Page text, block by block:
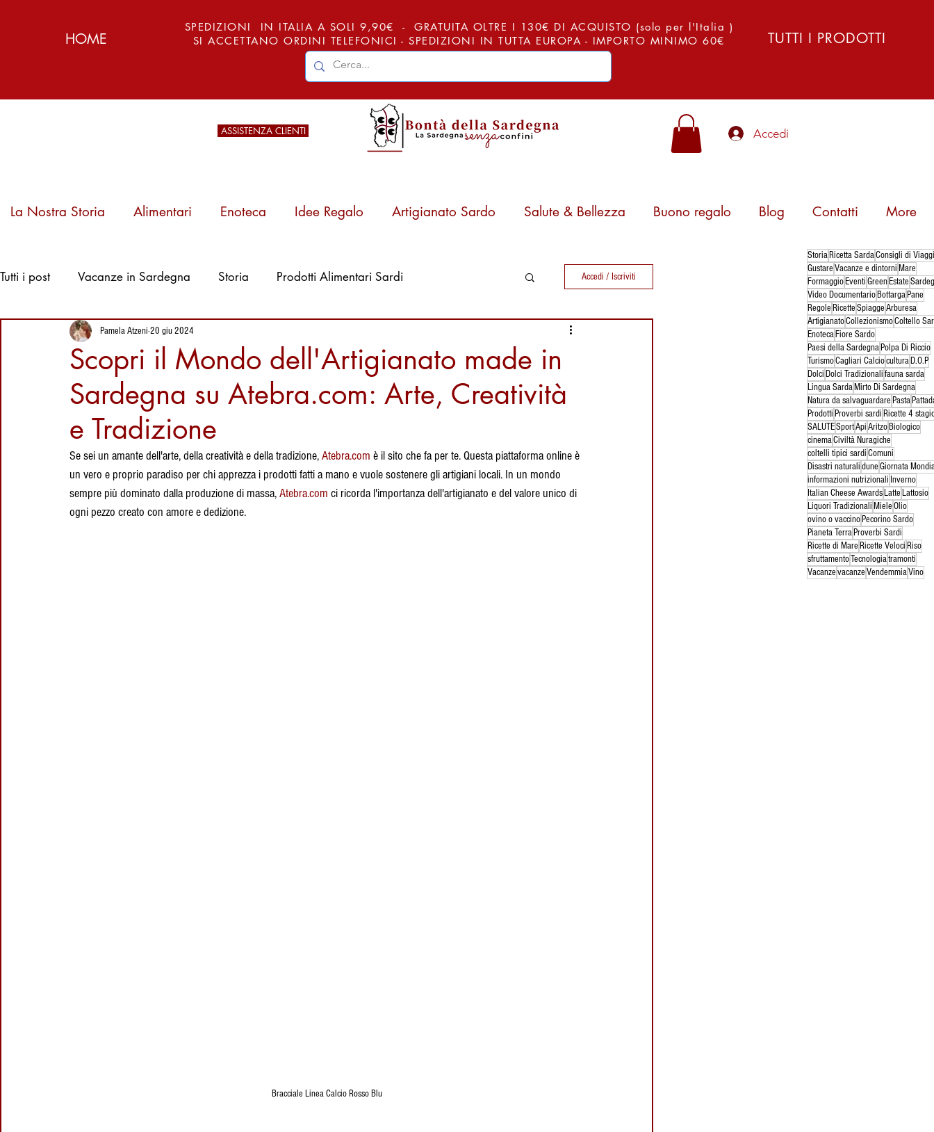
HOME
SPEDIZIONI IN ITALIA A SOLI 9,90€ - GRATUITA OLTRE I 130€ DI ACQUISTO (solo per l'Italia )
SI ACCETTANO ORDINI TELEFONICI - SPEDIZIONI IN TUTTA EUROPA - IMPORTO MINIMO 60€
TUTTI I PRODOTTI
ASSISTENZA CLIENTI Accedi
La Nostra Storia Alimentari Enoteca Idee Regalo Artigianato Sardo Salute & Bellezza Buono regalo Blog Contatti More
Pattada, Arburesa
e l'Arte del Ferro:
Segreti del
Coltello Sardo
Tradizionale
4 giorni fa
Luoghi da visitare
in Sardegna: Sa
Giara Manna,
l'altopiano dei
cavallini selvatici
6 giorni fa
Su Coccu Sardo:
Storia, Leggenda
e Significato
dell’Amuleto della
Sardegna
Tutti i post Vacanze in Sardegna Storia Prodotti Alimentari Sardi
Ricette della Sardegna Vini della Sardegna
Proverbi Sardi Eventi in Sardegna Dolci Sardi Ambiente da salvaguardare
Luoghi della Sardegna Artigianato Sardo
Liquori vacanze in sardegna cultura tradizioni
Accedi / Iscriviti
Scopri il Mondo dell'Artigianato made in
Sardegna su Atebra.com: Arte, Creatività
e Tradizione
Pamela Atzeni 20 giu 2024
Se sei un amante dell'arte, della creatività e della tradizione, Atebra.com è il sito che fa per te. Questa piattaforma online è
un vero e proprio paradiso per chi apprezza i prodotti fatti a mano e vuole sostenere gli artigiani locali. In un mondo
sempre più dominato dalla produzione di massa, Atebra.com ci ricorda l'importanza dell'artigianato e del valore unico di
ogni pezzo creato con amore e dedizione.
Bracciale Linea Calcio Rosso Blu
StoriaRicetta SardaConsigli di
GustareVacanze e dintorni Mare
Formaggio EventiGreen Estate
Video DocumentarioBottarga Pane
Regole RicetteSpiaggeArburesa
ArtigianatoCollezionismoColtello
EnotecaFiore Sardo
Paesi della Sardegna Polpa Di Riccio
TurismoCagliari Calciocultura D.O.P
Dolci Dolci Tradizionalifauna sarda
Lingua Sarda Mirto Di Sardegna
Natura da salvaguardare Pasta
Prodotti Proverbi sardi Ricette 4
SALUTESportApiAritzoBiologico
cinemaCiviltà Nuragiche
coltelli tipici sardiComuni
Disastri naturaliduneGiornata
informazioni nutrizionali Inverno
Italian Cheese Awards Latte Lattosio
Liquori Tradizionali MieleOlio
ovino o vaccino Pecorino Sardo
Pianeta Terra Proverbi Sardi
Ricette di Mare Ricette Veloci Riso
sfruttamentoTecnologiatramonti
VacanzevacanzeVendemmiaVino